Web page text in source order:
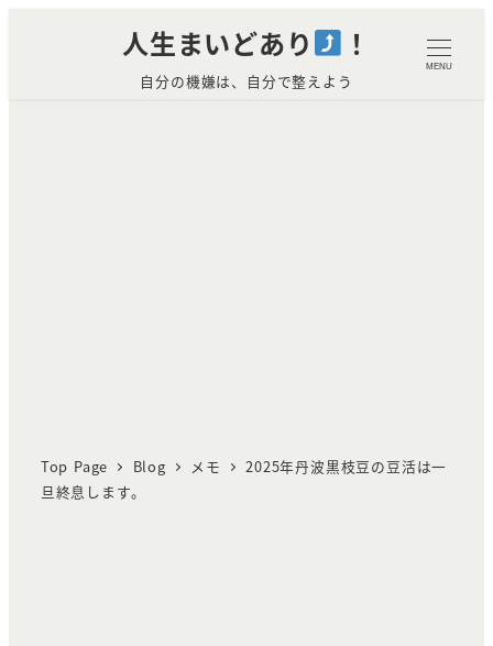
人生まいどあり ！
自分の機嫌は、自分で整えよう
MENU
Top Page Blog メモ
2025年丹波黒枝豆の豆活は一
旦終息します。